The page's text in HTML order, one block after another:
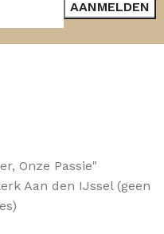
Onze Passie"
Aan den IJssel (geen